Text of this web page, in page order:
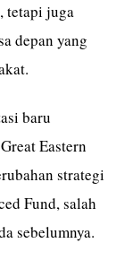
tetapi juga
depan yang
baru
Eastern
strategi
Fund, salah
sebelumnya.